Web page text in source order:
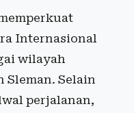
Internasional
wilayah
Sleman. Selain
perjalanan,